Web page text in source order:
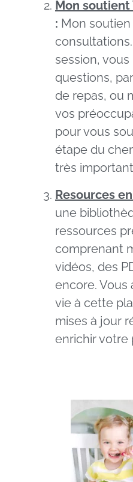
Mon soutient
: Mon soutien
session,
questions,
de repas, ou
vos
pour vous
étape du
très
Resources
une
ressources
comprenant
vidéos, des
encore. Vous
vie à cette
mises à jour
enrichir votre